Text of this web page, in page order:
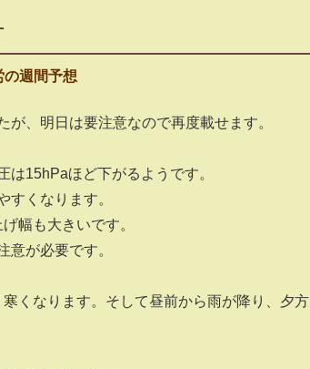
週間予想
、明日は要注意なので再度載せます。
15hPaほど下がるようです。
すくなります。
幅も大きいです。
意が必要です。
くなります。そして昼前から雨が降り、夕方